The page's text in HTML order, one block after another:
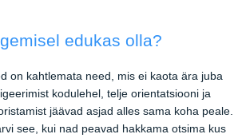
edukas olla?
on kahtlemata need, mis ei kaota ära juba
kodulehel, telje orientatsiooni ja
jäävad asjad alles sama koha peale.
see, kui nad peavad hakkama otsima kus